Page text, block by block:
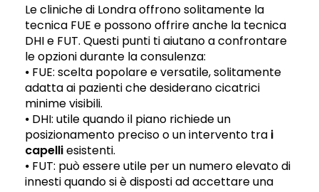
Le cliniche di Londra offrono solitamente la
tecnica FUE e possono offrire anche la tecnica
DHI e FUT. Questi punti ti aiutano a confrontare
le opzioni durante la consulenza:
⦁ FUE: scelta popolare e versatile, solitamente
adatta ai pazienti che desiderano cicatrici
minime visibili.
⦁ DHI: utile quando il piano richiede un
posizionamento preciso o un intervento tra i
capelliesistenti.
⦁ FUT: può essere utile per un numero elevato di
innesti quando si è disposti ad accettare una